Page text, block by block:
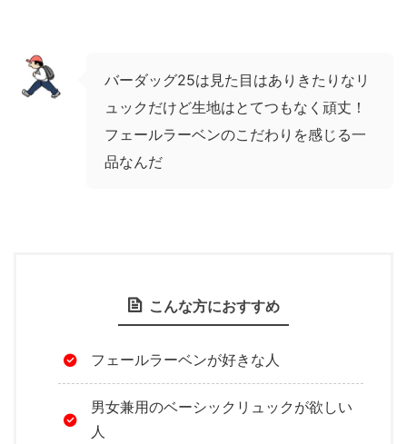
バーダッグ25は見た目はありきたりなリ
ュックだけど生地はとてつもなく頑丈！
フェールラーベンのこだわりを感じる一
品なんだ
こんな方におすすめ
フェールラーベンが好きな人
男女兼用のベーシックリュックが欲しい
人